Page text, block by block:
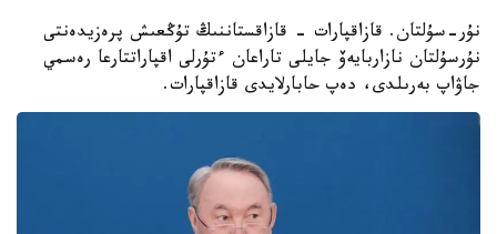
نۇر-سۇلتان. قازاقپارات - قازاقستاننىڭ تۇڭعىش پرەزيدەنتى
نۇرسۇلتان نازاربايەۆ جايلى تاراعان ءتۇرلى اقپاراتتارعا رەسمي
جاۋاپ بەرىلدى، دەپ حابارلايدى قازاقپارات.